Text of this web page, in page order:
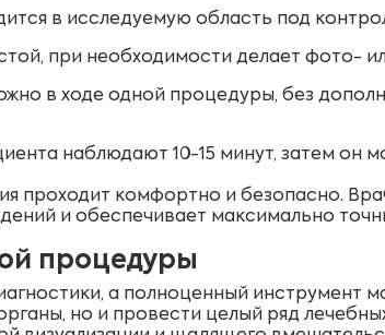
в исследуемую область под
при необходимости делает фото-
в ходе одной процедуры, без
наблюдают 10-15 минут, затем он
проходит комфортно и безопасно.
и обеспечивает максимально
процедуры
а полноценный инструмент
но и провести целый ряд